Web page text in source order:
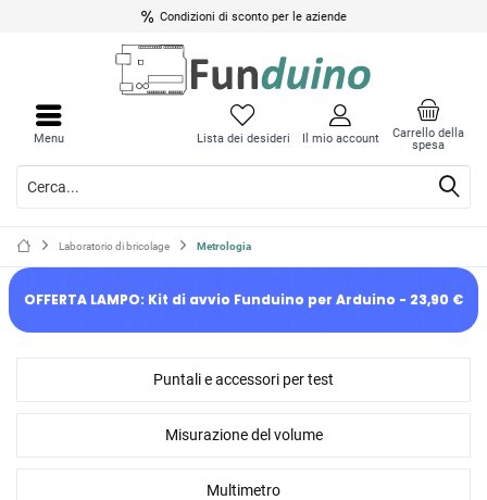
Condizioni di sconto per le aziende
Fino al 10% di sconto per alunni, studenti e istituti scolastici
Carrello della
spesa
Lista dei desideri Il mio account
Menu
Laboratorio di bricolage Metrologia
OFFERTA LAMPO: Kit di avvio Funduino per Arduino - 23,90 €
Puntali e accessori per test
Misurazione del volume
Multimetro